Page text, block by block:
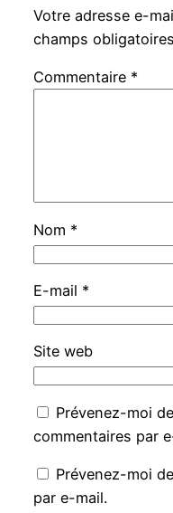
Votre adresse e-
champs
Commentaire *
Nom *
E-mail *
Site web
Prévenez-moi
commentaires par
Prévenez-moi
par e-mail.